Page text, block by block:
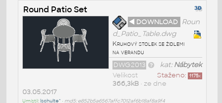
Round Patio Set
◄ DOWNLOAD Roun
d_Patio_Table.dwg
Kruhový stolek se židlemi
na verandu
kat:Nábytek
DWG2013
Staženo: 1175x
Velikost
366,3kB• ze dne
03.05.2017
Umístil: lschulte^ • md5: e852b5a6567affc7012af6b18af8a9f4